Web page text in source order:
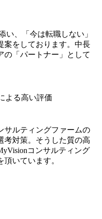
い、「今は転職しない」
案をしております。中長
の「パートナー」として
よる高い評価
サルティングファームの
考対策。そうした質の高
コンサルティング
いています。